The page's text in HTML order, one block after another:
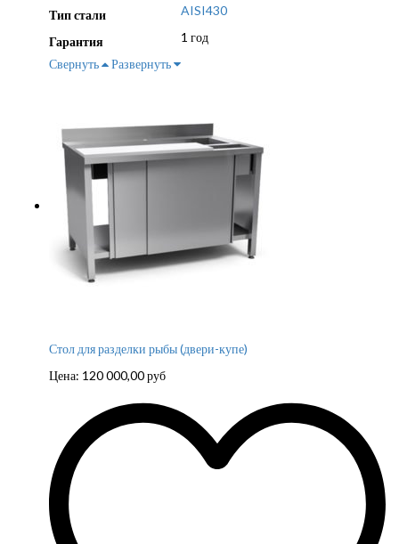
Тип стали AISI430
Гарантия
1 год
Свернуть
Развернуть
Стол для разделки рыбы (двери-купе)
Цена: 120 000,00руб